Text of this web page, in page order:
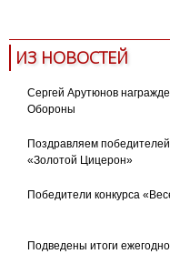
ИЗ НОВОСТЕЙ
Сергей Арутюнов
Обороны
Поздравляем победителей
«Золотой Цицерон»
Победители конкурса
Подведены итоги